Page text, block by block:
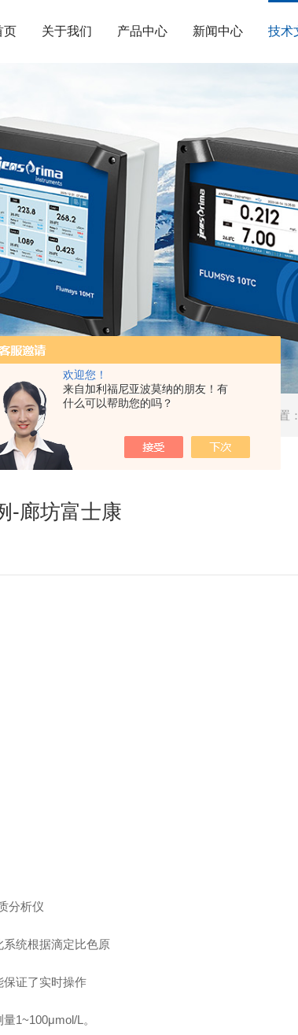
欢迎您！
来自加利福尼亚波莫纳的朋友！有
什么可以帮助您的吗？
页 关于我们 产品中心 新闻中心 技术
当前位置
-廊坊富士康
分析仪
统根据滴定比色原
保证了实时操作
1~100μmol/L。